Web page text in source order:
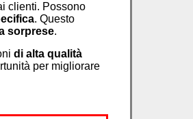
clienti. Possono
. Questo
sorprese.
di alta qualità
per migliorare